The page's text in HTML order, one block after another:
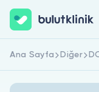
Hemen
Ana Sayfa Diğer